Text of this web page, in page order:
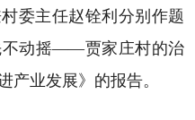
委主任赵铨利分别作题
不动摇——贾家庄村的治
产业发展》的报告。